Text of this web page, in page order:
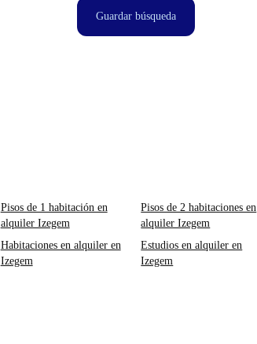
Guardar búsqueda
Pisos de 1 habitación en
alquiler Izegem
Pisos de 2 habitaciones en
alquiler Izegem
Habitaciones en alquiler en
Izegem
Estudios en alquiler en
Izegem